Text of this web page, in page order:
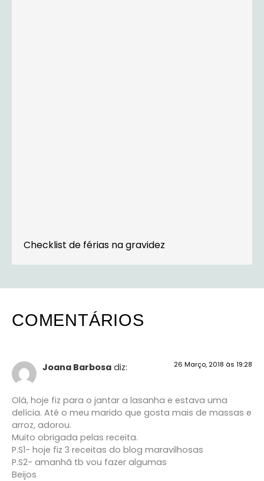
Checklist de férias na gravidez
COMENTÁRIOS
Joana Barbosa diz: 26 Março, 2018 às 19:28
Olá, hoje fiz para o jantar a lasanha e estava uma
delícia. Até o meu marido que gosta mais de massas e
arroz, adorou.
Muito obrigada pelas receita.
P.S1- hoje fiz 3 receitas do blog maravilhosas
P.S2- amanhã tb vou fazer algumas
Beijos